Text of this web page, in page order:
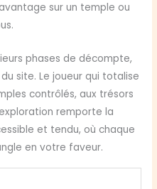
sur un temple ou
phases de décompte,
site. Le joueur qui totalise
contrôlés, aux trésors
remporte la
et tendu, où chaque
en votre faveur.